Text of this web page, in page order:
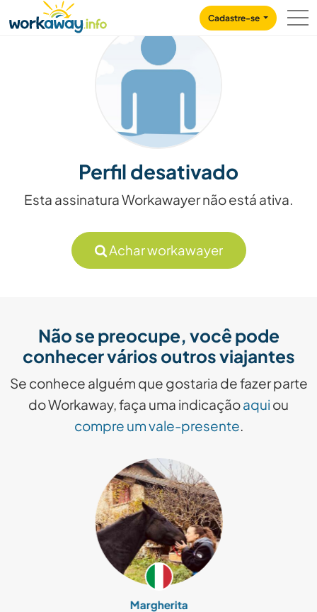
CONTENT
MAIN NAVIGATION
Cadastre-se
Perfil desativado
Esta assinatura Workawayer não está ativa.
Achar workawayer
Não se preocupe, você pode
conhecer vários outros viajantes
Se conhece alguém que gostaria de fazer parte
do Workaway, faça uma indicaçãoaqui ou
compre um vale-presente
Margherita